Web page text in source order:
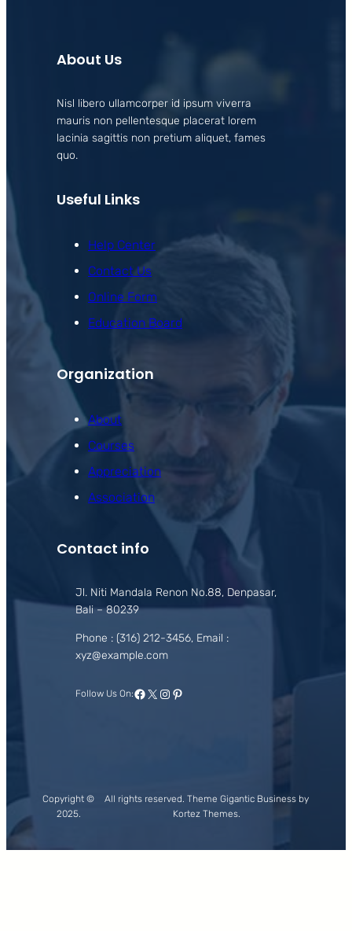
About Us
Nisl libero ullamcorper id ipsum viverra
mauris non pellentesque placerat lorem
lacinia sagittis non pretium aliquet, fames
quo.
Useful Links
Help Center
Contact Us
Online Form
Education Board
Organization
About
Courses
Appreciation
Association
Contact info
Jl. Niti Mandala Renon No.88, Denpasar,
Bali – 80239
Phone : (316) 212-3456, Email :
xyz@example.com
Follow Us On:Facebook
X Instagram
Pinterest
Copyright ©
2025.
All rights reserved. Theme Gigantic Business by
Kortez Themes.